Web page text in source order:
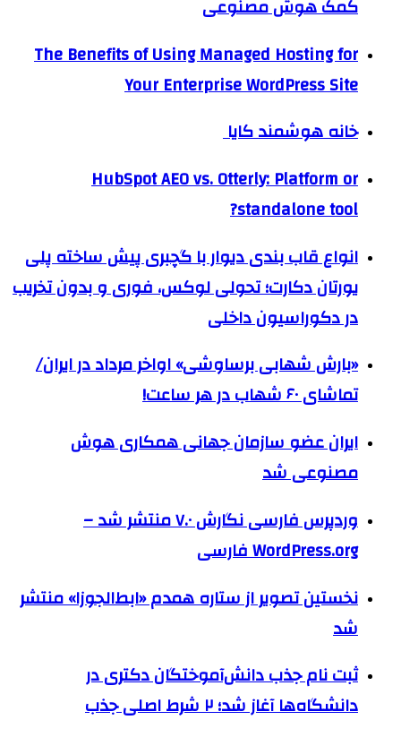
کمک هوش مصنوعی
The Benefits of Using Managed Hosting for
Your Enterprise WordPress Site
خانه هوشمند کایا
HubSpot AEO vs. Otterly: Platform or
standalone tool?
انواع قاب بندی دیوار با گچبری پیش ساخته پلی
یورتان دکارت؛ تحولی لوکس، فوری و بدون تخریب
در دکوراسیون داخلی
«بارش شهابی برساوشی» اواخر مرداد در ایران/
تماشای ۶۰ شهاب در هر ساعت!
ایران عضو سازمان جهانی همکاری هوش
مصنوعی شد
وردپرس فارسی نگارش ۷.۰ منتشر شد –
WordPress.org فارسی
نخستین تصویر از ستاره همدم «ابط‌الجوزا» منتشر
شد
ثبت نام جذب دانش‌آموختگان دکتری در
دانشگاه‌ها آغاز شد؛ ۲ شرط اصلی جذب